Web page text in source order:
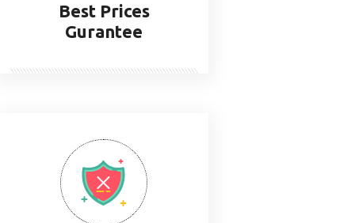
Best Prices
Gurantee